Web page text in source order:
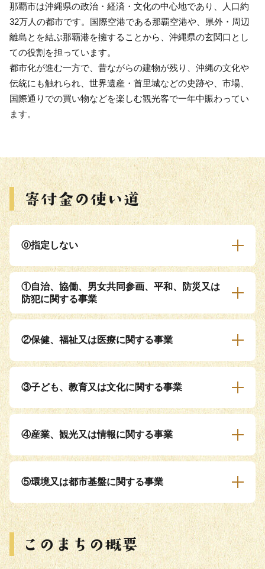
那覇市は沖縄県の政治・経済・文化の中心地であり、人口約
32万人の都市です。国際空港である那覇空港や、県外・周辺
離島とを結ぶ那覇港を擁することから、沖縄県の玄関口とし
ての役割を担っています。
都市化が進む一方で、昔ながらの建物が残り、沖縄の文化や
伝統にも触れられ、世界遺産・首里城などの史跡や、市場、
国際通りでの買い物などを楽しむ観光客で一年中賑わってい
ます。
⓪指定しない
①自治、協働、男女共同参画、平和、防災又は
防犯に関する事業
②保健、福祉又は医療に関する事業
③子ども、教育又は文化に関する事業
④産業、観光又は情報に関する事業
⑤環境又は都市基盤に関する事業